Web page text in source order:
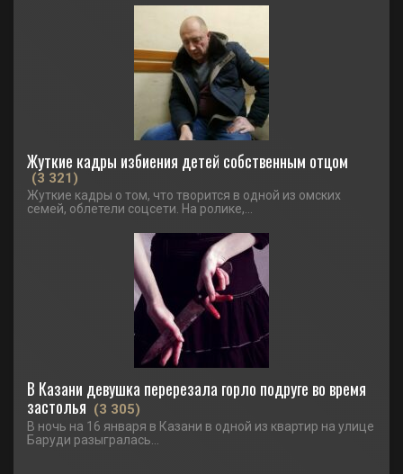
Жуткие кадры избиения детей собственным отцом
(3 321)
Жуткие кадры о том, что творится в одной из омских
семей, облетели соцсети. На ролике,...
В Казани девушка перерезала горло подруге во время
застолья (3 305)
В ночь на 16 января в Казани в одной из квартир на улице
Баруди разыгралась...